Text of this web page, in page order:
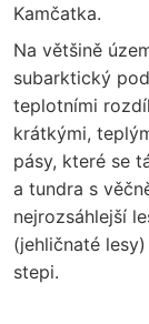
Kamčatka.
Na většině
subarktický
teplotními
krátkými,
pásy, které se
a tundra s
nejrozsáhlejší
(jehličnaté
stepi.